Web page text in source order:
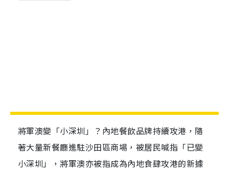
將軍澳變「小深圳」？內地餐飲品牌持續攻港，隨
著大量新餐廳進駐沙田區商場，被居民喊指「已變
小深圳」，將軍澳亦被指成為內地食肆攻港的新據